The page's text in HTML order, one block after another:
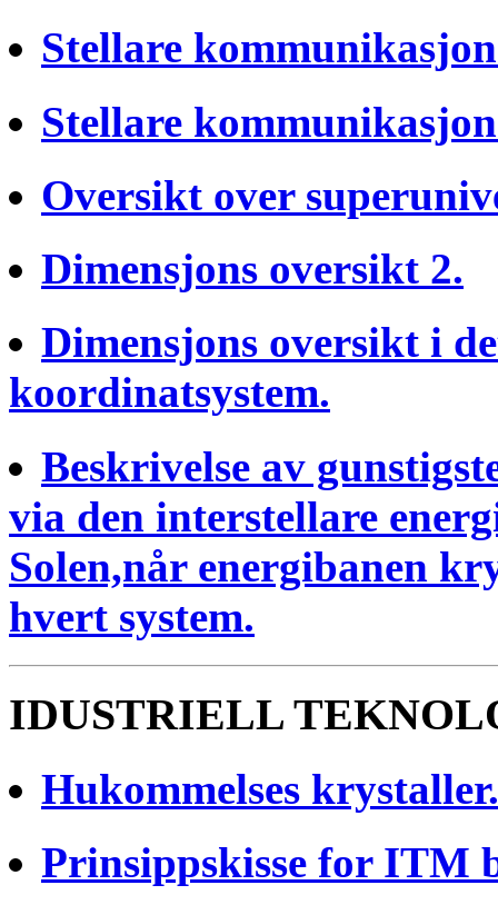
Stellare
Stellare
Oversikt over
Dimensjons oversikt 2.
Dimensjons oversikt i
koordinatsystem.
Beskrivelse av
via den interstellare
Solen,når energibanen
hvert system.
IDUSTRIELL
Hukommelses krystaller.
Prinsippskisse for ITM